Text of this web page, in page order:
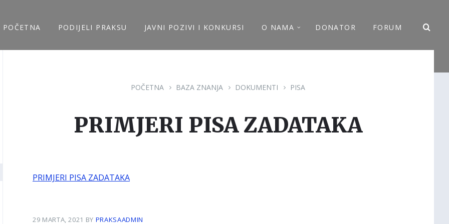
POČETNA PODIJELI PRAKSU JAVNI POZIVI I KONKURSI O NAMA DONATOR FORUM
POČETNA BAZA ZNANJA DOKUMENTI PISA
PRIMJERI PISA ZADATAKA
PRIMJERI PISA ZADATAKA
29 MARTA, 2021 BY PRAKSAADMIN